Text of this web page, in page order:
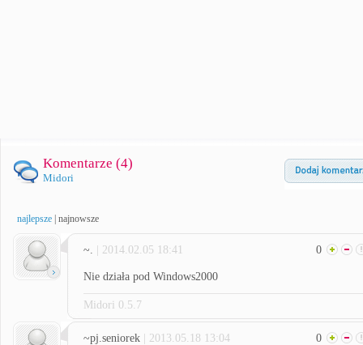
Komentarze (4)
Midori
najlepsze najnowsze
~. | 2014.02.05 18:41 0
Nie działa pod Windows2000
Midori 0.5.7
~pj.seniorek | 2013.05.18 13:04 0